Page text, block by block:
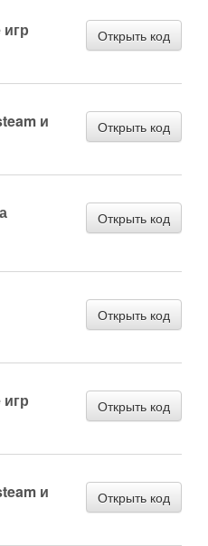
Открыть код
и
Открыть код
Открыть код
Открыть код
Открыть код
и
Открыть код